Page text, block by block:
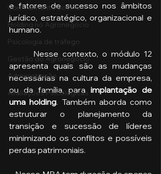
Confinamento Bovino
Holding no Agronegócio
Psicologia de tráfego
Gestão do Agronegócio
Administração
Avaliações Psicológicas
e fatores de sucesso nos âmbitos
jurídico, estratégico, organizacional e
humano.
      Nesse contexto, o módulo 12
apresenta quais são as mudanças
necessárias na cultura da empresa,
ou da família, para implantação de
uma holding. Também aborda como
estruturar o planejamento da
transição e sucessão de líderes
minimizando os conflitos e possíveis
perdas patrimoniais.